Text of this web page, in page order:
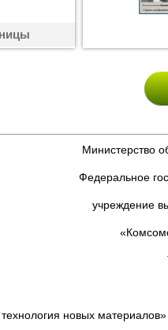
Министерство
Федеральное
учреждение
новых материалов»